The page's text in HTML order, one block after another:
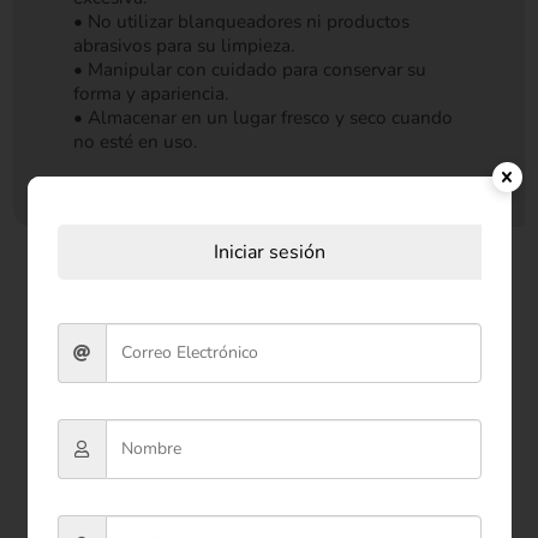
• No utilizar blanqueadores ni productos
abrasivos para su limpieza.
• Manipular con cuidado para conservar su
forma y apariencia.
• Almacenar en un lugar fresco y seco cuando
no esté en uso.
Productos relacionados
Iniciar sesión